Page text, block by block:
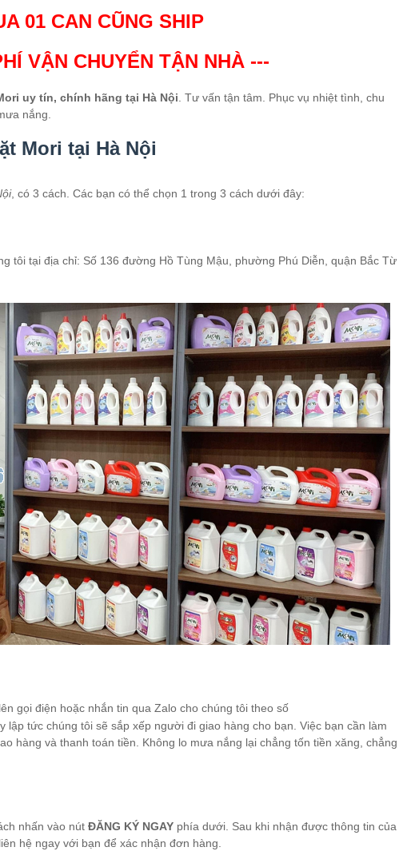
01 CAN CŨNG SHIP
VẬN CHUYỂN TẬN NHÀ ---
uy tín, chính hãng tại Hà Nội . Tư vấn tận tâm. Phục vụ nhiệt tình, chu
nắng.
Mori tại Hà Nội
, có 3 cách. Các bạn có thể chọn 1 trong 3 cách dưới đây:
tôi tại địa chỉ: Số 136 đường Hồ Tùng Mậu, phường Phú Diễn, quận Bắc Từ
gọi điện hoặc nhắn tin qua Zalo cho chúng tôi theo số
lập tức chúng tôi sẽ sắp xếp người đi giao hàng cho bạn. Việc bạn cần làm
hàng và thanh toán tiền. Không lo mưa nắng lại chẳng tốn tiền xăng, chẳng
nhấn vào nút ĐĂNG KÝ NGAY phía dưới. Sau khi nhận được thông tin của
hệ ngay với bạn để xác nhận đơn hàng.